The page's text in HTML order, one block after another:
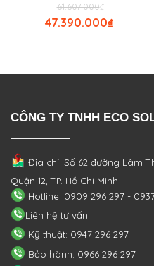
₫
61.607.000
₫
47.390.000
CÔNG TY TNHH ECO
Địa chỉ: Số 62 đường Lâm
Quận 12, TP. Hồ Chí Minh
Hotline: 0909 296 297 -
Liên hệ tư vấn
Kỹ thuật: 0947 296 297
Bảo hành: 0966 296 297